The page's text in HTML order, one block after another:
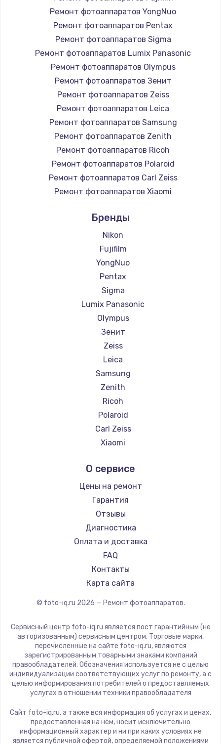
Ремонт фотоаппаратов YongNuo
Ремонт фотоаппаратов Pentax
Ремонт фотоаппаратов Sigma
Ремонт фотоаппаратов Lumix Panasonic
Ремонт фотоаппаратов Olympus
Ремонт фотоаппаратов Зенит
Ремонт фотоаппаратов Zeiss
Ремонт фотоаппаратов Leica
Ремонт фотоаппаратов Samsung
Ремонт фотоаппаратов Zenith
Ремонт фотоаппаратов Ricoh
Ремонт фотоаппаратов Polaroid
Ремонт фотоаппаратов Carl Zeiss
Ремонт фотоаппаратов Xiaomi
Ремонт фотоаппаратов Kodak
Ремонт фотоаппаратов Blackmagic
Бренды
Nikon
Fujifilm
YongNuo
Pentax
Sigma
Lumix Panasonic
Olympus
Зенит
Zeiss
Leica
Samsung
Zenith
Ricoh
Polaroid
Carl Zeiss
Xiaomi
Kodak
Blackmagic
О сервисе
Цены на ремонт
Гарантия
Отзывы
Диагностика
Оплата и доставка
FAQ
Контакты
Карта сайта
© foto-iq.ru 2026 — Ремонт фотоаппаратов.
Сервисный центр foto-iq.ru является пост гарантийным (не
авторизованным) сервисным центром. Торговые марки,
перечисленные на сайте foto-iq.ru, являются
зарегистрированным товарными знаками компаний
правообладателей. Обозначения используется не с целью
индивидуализации соответствующих услуг по ремонту, а с
целью информирования потребителей о предоставляемых
услугах в отношении техники правообладателя
Сайт foto-iq.ru, а также вся информация об услугах и ценах,
предоставленная на нём, носит исключительно
информационный характер и ни при каких условиях не
является публичной офертой, определяемой положениями